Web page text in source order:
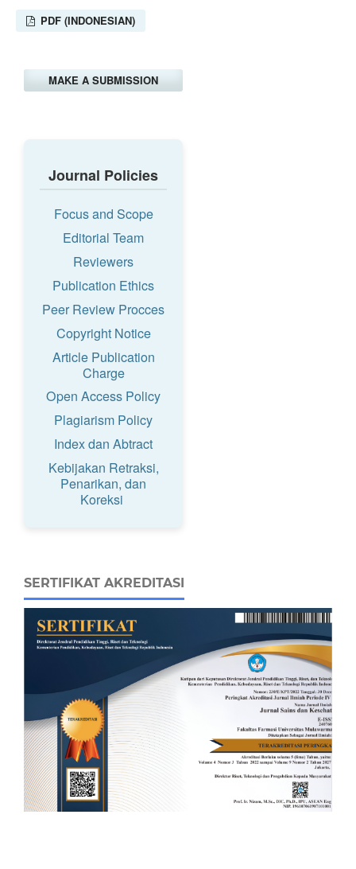
PDF (INDONESIAN)
MAKE A SUBMISSION
Journal Policies
Focus and Scope
Editorial Team
Reviewers
Publication Ethics
Peer Review Procces
Copyright Notice
Article Publication
Charge
Open Access Policy
Plagiarism Policy
Index dan Abtract
Kebijakan Retraksi,
Penarikan, dan
Koreksi
SERTIFIKAT AKREDITASI